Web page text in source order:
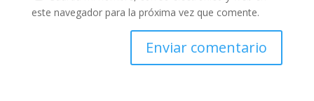
este navegador para la próxima vez que comente.